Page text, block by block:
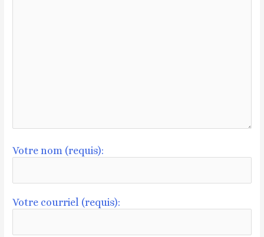
Votre nom (requis):
Votre courriel (requis):